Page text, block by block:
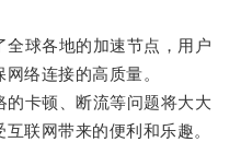
球各地的加速节点，用户
络连接的高质量。
卡顿、断流等问题将大大
联网带来的便利和乐趣。